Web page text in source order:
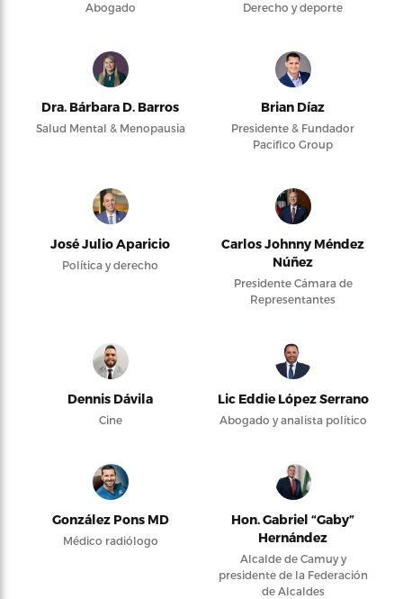
Abogado Derecho y deporte
Dra. Bárbara D. Barros
Salud Mental & Menopausia
Brian Díaz
Presidente & Fundador
Pacifico Group
José Julio Aparicio
Política y derecho
Carlos Johnny Méndez
Núñez
Presidente Cámara de
Representantes
Dennis Dávila
Cine
Lic Eddie López Serrano
Abogado y analista político
González Pons MD
Médico radiólogo
Hon. Gabriel “Gaby”
Hernández
Alcalde de Camuy y
presidente de la Federación
de Alcaldes